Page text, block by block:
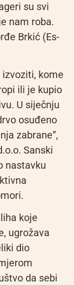
su svi
nam roba.
Brkić (Es-
izvoziti, kome
ili je kupio
U siječnju
osuđeno
zabrane”,
Sanski
nastavku
koje
ugrožava
dio
da sebi